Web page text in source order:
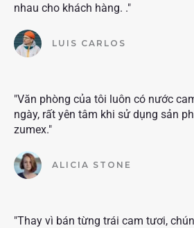
nhau cho khách hàng. ."
LUIS CARLOS
"Văn phòng của tôi luôn có nước
ngày, rất yên tâm khi sử dụng sản
zumex."
ALICIA STONE
"Thay vì bán từng trái cam tươi,